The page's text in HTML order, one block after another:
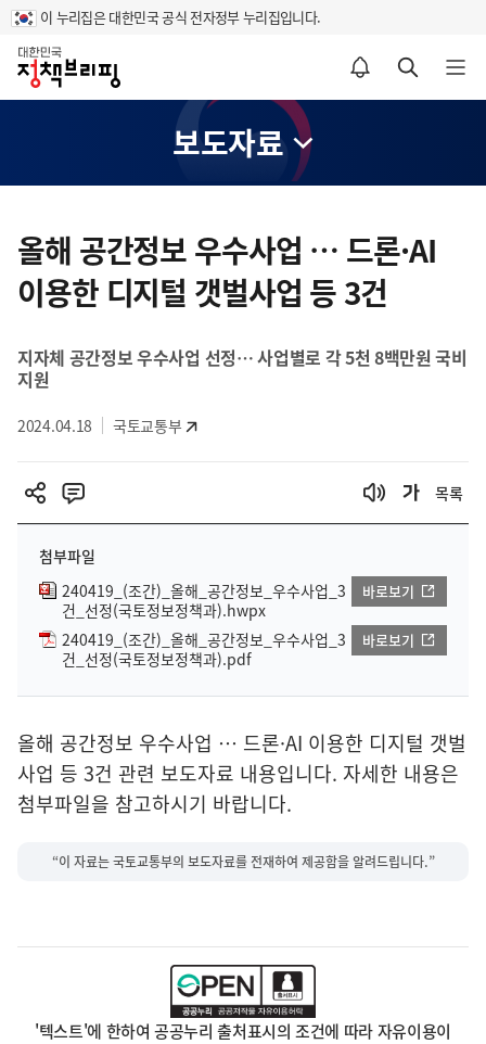
이 누리집은 대한민국 공식 전자정부 누리집입니다.
홈
알림설정 바로가기 검색 바로가기 메뉴 열기
보도자료
텐
츠
영
올해 공간정보 우수사업 … 드론·AI
이용한 디지털 갯벌사업 등 3건
지자체 공간정보 우수사업 선정… 사업별로 각 5천 8백만원 국비
지원
2024.04.18 국토교통부
목록
첨부파일
240419_(조간)_올해_공간정보_우수사업_3
건_선정(국토정보정책과).hwpx
바로보기
240419_(조간)_올해_공간정보_우수사업_3
건_선정(국토정보정책과).pdf
바로보기
올해 공간정보 우수사업 … 드론·AI 이용한 디지털 갯벌
사업 등 3건 관련 보도자료 내용입니다. 자세한 내용은
첨부파일을 참고하시기 바랍니다.
“이 자료는 국토교통부의 보도자료를 전재하여 제공함을 알려드립니다.”
'텍스트'에 한하여 공공누리 출처표시의 조건에 따라 자유이용이